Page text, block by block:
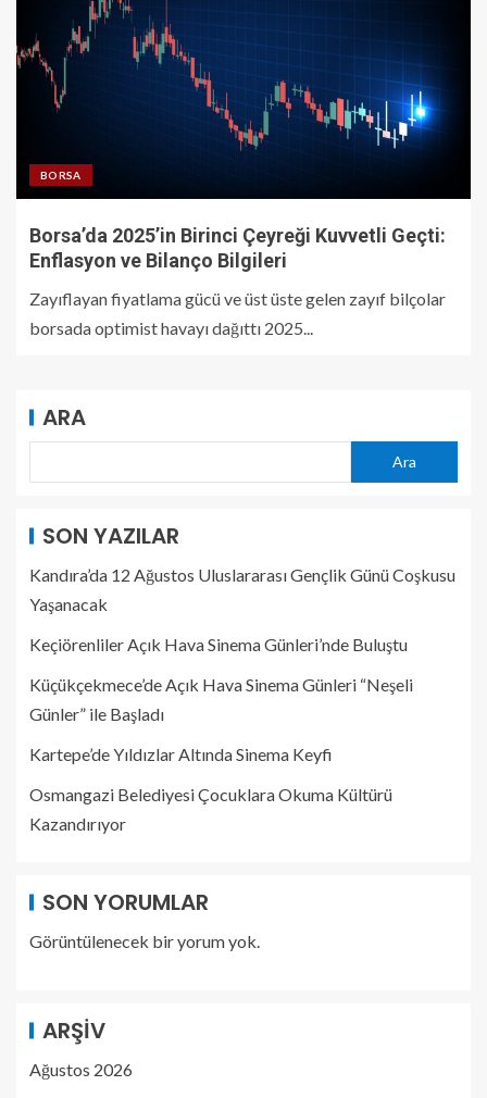
BORSA
Borsa’da 2025’in Birinci Çeyreği Kuvvetli Geçti:
Enflasyon ve Bilanço Bilgileri
Zayıflayan fiyatlama gücü ve üst üste gelen zayıf bilçolar
borsada optimist havayı dağıttı 2025...
ARA
Ara
SON YAZILAR
Kandıra’da 12 Ağustos Uluslararası Gençlik Günü Coşkusu
Yaşanacak
Keçiörenliler Açık Hava Sinema Günleri’nde Buluştu
Küçükçekmece’de Açık Hava Sinema Günleri “Neşeli
Günler” ile Başladı
Kartepe’de Yıldızlar Altında Sinema Keyfi
Osmangazi Belediyesi Çocuklara Okuma Kültürü
Kazandırıyor
SON YORUMLAR
Görüntülenecek bir yorum yok.
ARŞIV
Ağustos 2026